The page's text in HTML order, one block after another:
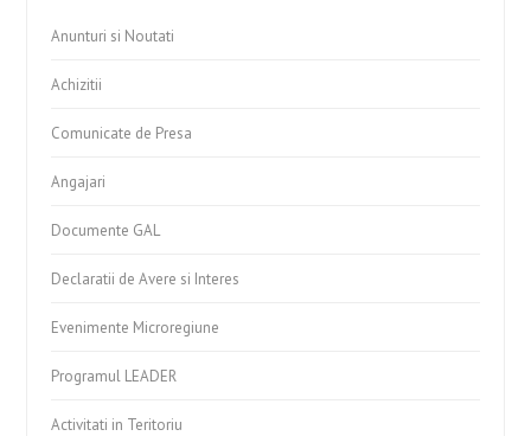
Anunturi si Noutati
Achizitii
Comunicate de Presa
Angajari
Documente GAL
Declaratii de Avere si Interes
Evenimente Microregiune
Programul LEADER
Activitati in Teritoriu